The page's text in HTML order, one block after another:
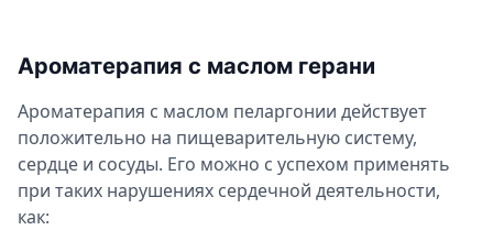
Ароматерапия с маслом герани
Ароматерапия с маслом пеларгонии действует
положительно на пищеварительную систему,
сердце и сосуды. Его можно с успехом применять
при таких нарушениях сердечной деятельности,
как: